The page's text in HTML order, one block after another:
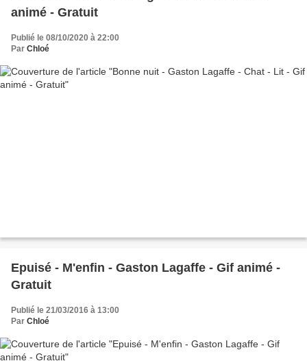
animé - Gratuit
Publié le 08/10/2020 à 22:00
Par Chloé
Epuisé - M'enfin - Gaston Lagaffe - Gif animé -
Gratuit
Publié le 21/03/2016 à 13:00
Par Chloé